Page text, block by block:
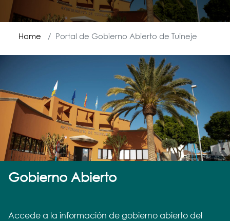
Home Portal de Gobierno Abierto de Tuineje
Gobierno Abierto
Accede a la información de gobierno abierto del